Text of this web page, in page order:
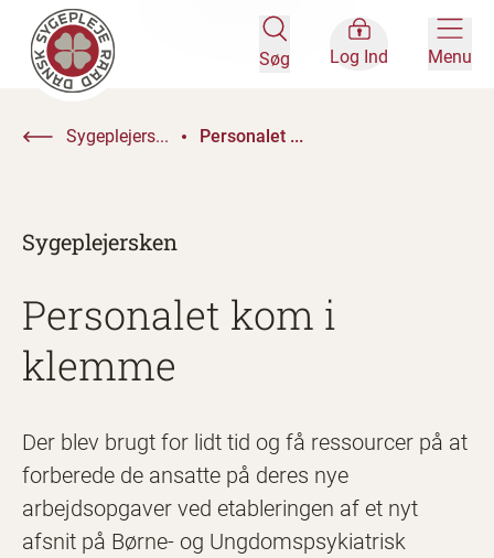
Søg Log Ind Menu
Sygeplejers... Personalet ...
Sygeplejersken
Personalet kom i
klemme
Der blev brugt for lidt tid og få ressourcer på at
forberede de ansatte på deres nye
arbejdsopgaver ved etableringen af et nyt
afsnit på Børne- og Ungdomspsykiatrisk